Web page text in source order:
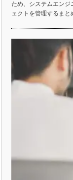
ため、システムエンジ
ェクトを管理するまと